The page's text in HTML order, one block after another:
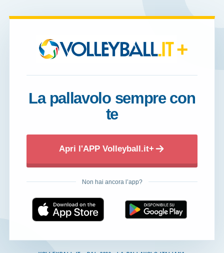
+
La pallavolo sempre con
te
Apri l'APP Volleyball.it+
Non hai ancora l’app?